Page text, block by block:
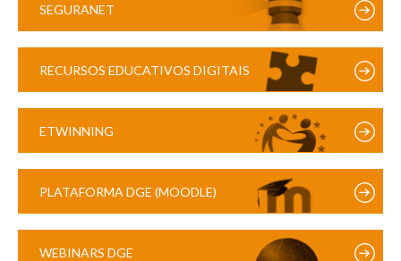
SEGURANET
RECURSOS EDUCATIVOS DIGITAIS
ETWINNING
PLATAFORMA DGE (MOODLE)
WEBINARS DGE